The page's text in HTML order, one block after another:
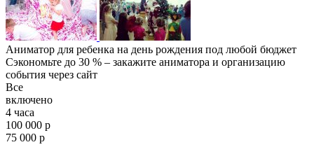
Аниматор для ребенка на день рождения под любой бюджет
Сэкономьте до 30 % – закажите аниматора и организацию
события через сайт
Все
включено
4 часа
100 000 р
75 000 р